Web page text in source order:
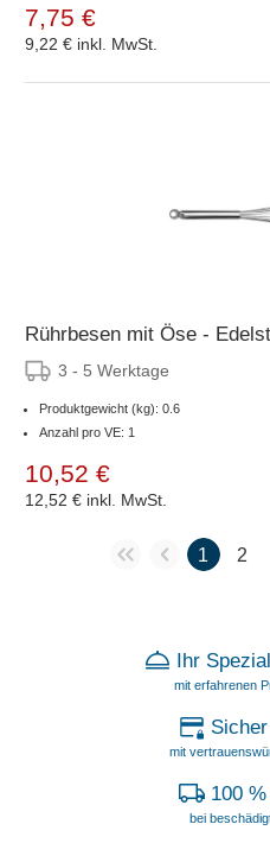
7,75 €
9,22 € inkl. MwSt.
Rührbesen mit Öse -
3 - 5 Werktage
Produktgewicht (kg): 0.6
Anzahl pro VE: 1
10,52 €
12,52 € inkl. MwSt.
1 2
Ihr
mit erfahrenen
mit
100
bei